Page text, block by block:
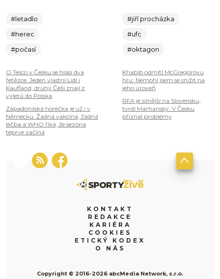
#letadlo
#herec
#počasí
O Tesco v Česku se hlásí dva
řetězce. Jeden vlastní Lidl i
Kaufland, druhý Češi znají z
výletů do Polska
Západonilská horečka je už i v
Německu. Žádná vakcína, žádná
léčba a WHO říká, že sezóna
teprve začíná
#jiří procházka
#ufc
#oktagon
Khabib odmítl McGregorovu
hru: Nemohl jsem se snížit na
jeho úroveň
RFA je silnější na Slovensku,
tvrdí Marhanský. V Česku
přiznal problémy
KONTAKT
REDAKCE
KARIÉRA
COOKIES
ETICKÝ KODEX
O NÁS
Copyright © 2016-2026 abcMedia Network, s.r.o.